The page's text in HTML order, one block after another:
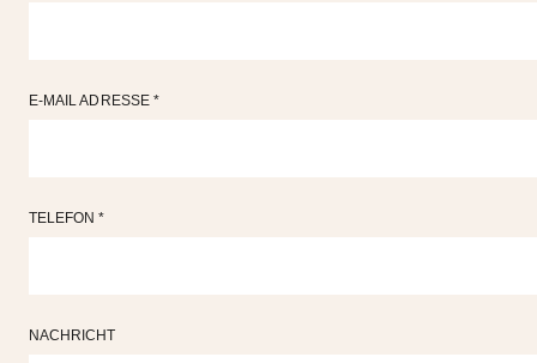
E-MAIL ADRESSE *
TELEFON *
NACHRICHT